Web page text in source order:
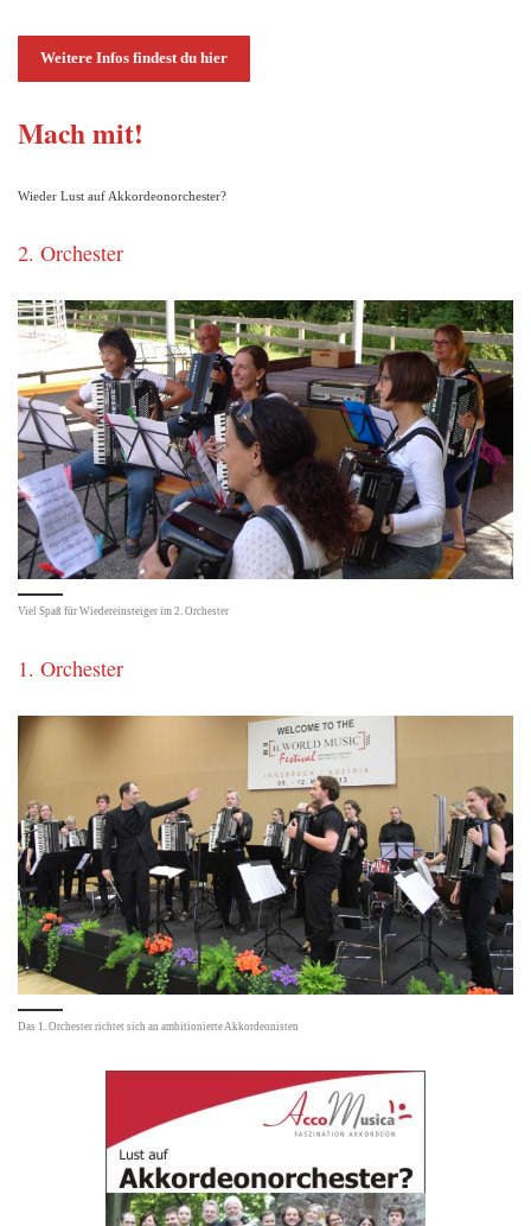
Weitere Infos findest du hier
Mach mit!
Wieder Lust auf Akkordeonorchester?
2. Orchester
Viel Spaß für Wiedereinsteiger im 2. Orchester
1. Orchester
Das 1. Orchester richtet sich an ambitionierte Akkordeonisten